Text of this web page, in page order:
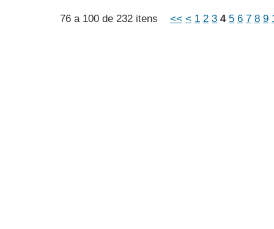
76 a 100 de 232 itens << < 1 2 3 4 5 6 7 8 9